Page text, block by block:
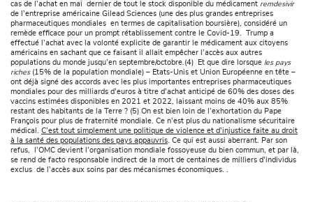
cas de l’achat en mai dernier de tout le stock disponible du médicament remdesivir
de l’entreprise américaine Gilead Sciences (une des plus grandes entreprises
pharmaceutiques mondiales en termes de capitalisation boursière), considéré un
remède efficace pour un prompt rétablissement contre le Covid-19. Trump a
effectué l’achat avec la volonté explicite de garantir le médicament aux citoyens
américains en sachant que ce faisant il allait empêcher l’accès aux autres
populations du monde jusqu’en septembre/octobre.(4) Et que dire lorsque les pays
riches (15% de la population mondiale) – Etats-Unis et Union Européenne en tête –
ont déjà signé des accords avec les plus importantes entreprises pharmaceutiques
mondiales pour des milliards d’euros à titre d’achat anticipé de 60% des doses des
vaccins estimées disponibles en 2021 et 2022, laissant moins de 40% aux 85%
restant des habitants de la Terre ? (5) On est bien loin de l’exhortation du Pape
François pour plus de fraternité mondiale. Ce n’est plus du nationalisme sécuritaire
médical. C’est tout simplement une politique de violence et d’injustice faite au droit
à la santé des populations des pays appauvris. Ce qui est aussi aberrant. Par son
refus, l’OMC devient l’organisation mondiale fossoyeuse du bien commun, et par là,
se rend de facto responsable indirect de la mort de centaines de milliers d’individus
exclus de l’accès aux soins par des mécanismes économiques. .